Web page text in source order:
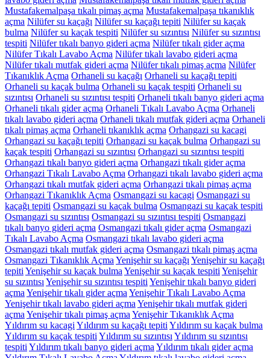
Mustafakemalpaşa tıkalı pimaş açma Mustafakemalpaşa tıkanıklık
açma Nilüfer su kaçağı Nilüfer su kaçağı tepiti Nilüfer su kaçak
bulma Nilüfer su kaçak tespiti Nilüfer su sızıntısı Nilüfer su sızıntısı
tespiti Nilüfer tıkalı banyo gideri açma Nilüfer tıkalı gider açma
Nilüfer Tıkalı Lavabo Açma Nilüfer tıkalı lavabo gideri açma
Nilüfer tıkalı mutfak gideri açma Nilüfer tıkalı pimaş açma Nilüfer
Tıkanıklık Açma Orhaneli su kaçağı Orhaneli su kaçağı tepiti
Orhaneli su kaçak bulma Orhaneli su kaçak tespiti Orhaneli su
sızıntısı Orhaneli su sızıntısı tespiti Orhaneli tıkalı banyo gideri açma
Orhaneli tıkalı gider açma Orhaneli Tıkalı Lavabo Açma Orhaneli
tıkalı lavabo gideri açma Orhaneli tıkalı mutfak gideri açma Orhaneli
tıkalı pimaş açma Orhaneli tıkanıklık açma Orhangazi su kacagi
Orhangazi su kaçağı tepiti Orhangazi su kaçak bulma Orhangazi su
kaçak tespiti Orhangazi su sızıntısı Orhangazi su sızıntısı tespiti
Orhangazi tıkalı banyo gideri açma Orhangazi tıkalı gider açma
Orhangazi Tıkalı Lavabo Açma Orhangazi tıkalı lavabo gideri açma
Orhangazi tıkalı mutfak gideri açma Orhangazi tıkalı pimaş açma
Orhangazi Tıkanıklık Açma Osmangazi su kacagi Osmangazi su
kaçağı tepiti Osmangazi su kaçak bulma Osmangazi su kaçak tespiti
Osmangazi su sızıntısı Osmangazi su sızıntısı tespiti Osmangazi
tıkalı banyo gideri açma Osmangazi tıkalı gider açma Osmangazi
Tıkalı Lavabo Açma Osmangazi tıkalı lavabo gideri açma
Osmangazi tıkalı mutfak gideri açma Osmangazi tıkalı pimaş açma
Osmangazi Tıkanıklık Açma Yenişehir su kaçağı Yenişehir su kaçağı
tepiti Yenişehir su kaçak bulma Yenişehir su kaçak tespiti Yenişehir
su sızıntısı Yenişehir su sızıntısı tespiti Yenişehir tıkalı banyo gideri
açma Yenişehir tıkalı gider açma Yenişehir Tıkalı Lavabo Açma
Yenişehir tıkalı lavabo gideri açma Yenişehir tıkalı mutfak gideri
açma Yenişehir tıkalı pimaş açma Yenişehir Tıkanıklık Açma
Yıldırım su kacagi Yıldırım su kaçağı tepiti Yıldırım su kaçak bulma
Yıldırım su kaçak tespiti Yıldırım su sızıntısı Yıldırım su sızıntısı
tespiti Yıldırım tıkalı banyo gideri açma Yıldırım tıkalı gider açma